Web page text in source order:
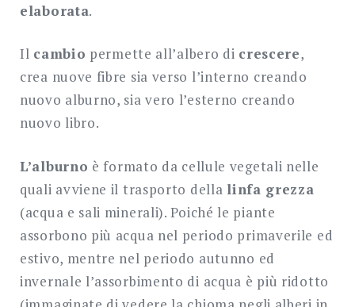
elaborata.
Il cambio permette all’albero di crescere,
crea nuove fibre sia verso l’interno creando
nuovo alburno, sia vero l’esterno creando
nuovo libro.
L’alburno è formato da cellule vegetali nelle
quali avviene il trasporto della linfa grezza
(acqua e sali minerali). Poiché le piante
assorbono più acqua nel periodo primaverile ed
estivo, mentre nel periodo autunno ed
invernale l’assorbimento di acqua è più ridotto